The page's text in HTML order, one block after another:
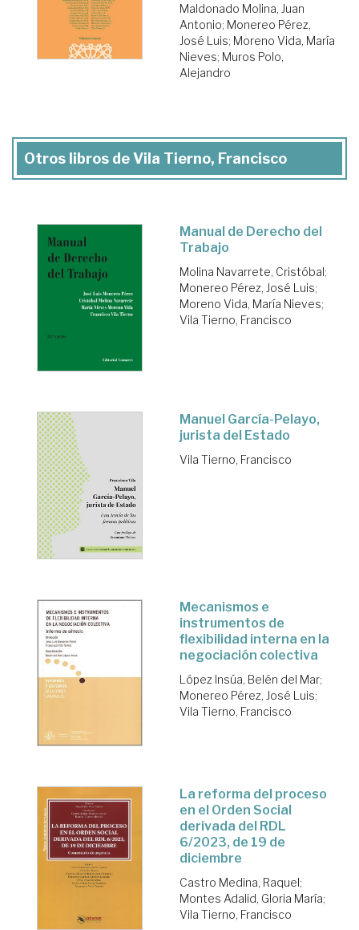
Maldonado Molina, Juan
Antonio; Monereo Pérez,
José Luis; Moreno Vida, María
Nieves; Muros Polo,
Alejandro
Otros libros de Vila Tierno, Francisco
Manual de Derecho del
Trabajo
Molina Navarrete, Cristóbal;
Monereo Pérez, José Luis;
Moreno Vida, María Nieves;
Vila Tierno, Francisco
Manuel García-Pelayo,
jurista del Estado
Vila Tierno, Francisco
Mecanismos e
instrumentos de
flexibilidad interna en la
negociación colectiva
López Insúa, Belén del Mar;
Monereo Pérez, José Luis;
Vila Tierno, Francisco
La reforma del proceso
en el Orden Social
derivada del RDL
6/2023, de 19 de
diciembre
Castro Medina, Raquel;
Montes Adalid, Gloria María;
Vila Tierno, Francisco